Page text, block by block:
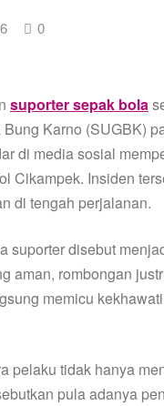
0
suporter sepak bola
Karno (SUGBK)
di media sosial
Cikampek. Insiden
di tengah perjalanan.
suporter disebut
aman, rombongan
memicu
pelaku tidak hanya
pula adanya